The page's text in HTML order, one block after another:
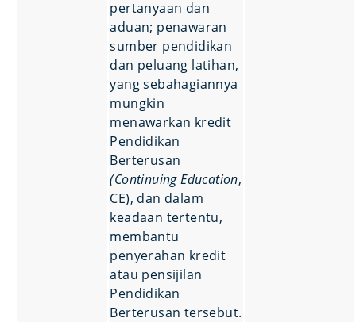
pertanyaan dan
aduan; penawaran
sumber pendidikan
dan peluang latihan,
yang sebahagiannya
mungkin
menawarkan kredit
Pendidikan
Berterusan
(Continuing Education,
CE), dan dalam
keadaan tertentu,
membantu
penyerahan kredit
atau pensijilan
Pendidikan
Berterusan tersebut.